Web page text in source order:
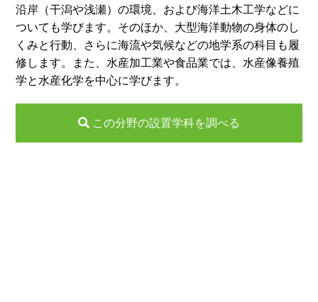
沿岸（干潟や浅瀬）の環境、および海洋土木工学などに
ついても学びます。そのほか、大型海洋動物の身体のし
くみと行動、さらに海流や気候などの地学系の科目も履
修します。また、水産加工業や食品業では、水産像養殖
学と水産化学を中心に学びます。
この分野の設置学科を調べる